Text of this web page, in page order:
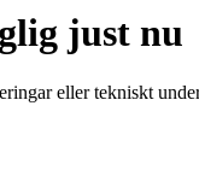
just nu
eller tekniskt